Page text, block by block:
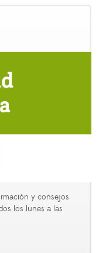
y consejos
los lunes a las